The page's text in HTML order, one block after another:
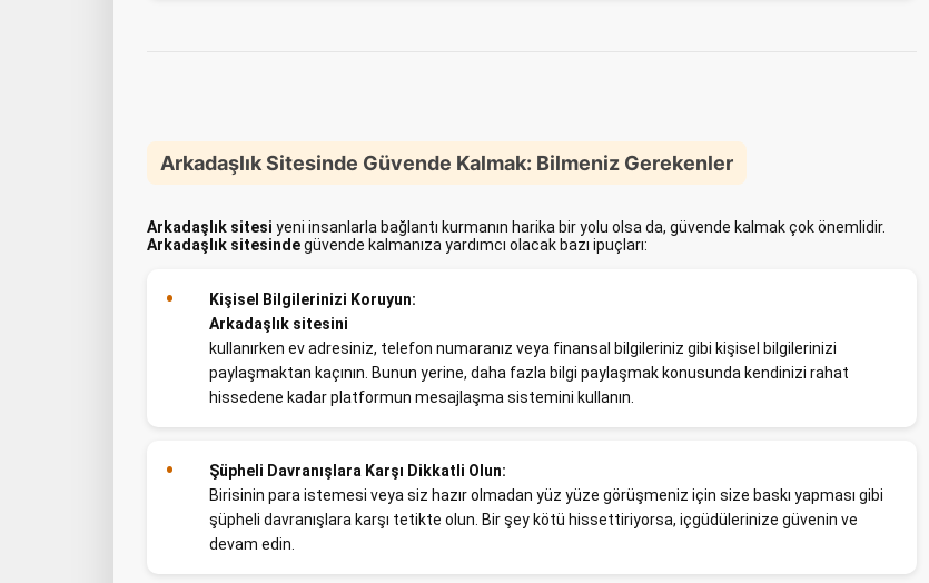
Arkadaşlık Sitesinde Güvende Kalmak: Bilmeniz Gerekenler
Arkadaşlık sitesi yeni insanlarla bağlantı kurmanın harika bir yolu olsa da, güvende kalmak çok önemlidir.
Arkadaşlık sitesindegüvende kalmanıza yardımcı olacak bazı ipuçları:
Kişisel Bilgilerinizi Koruyun:
Arkadaşlık sitesini
kullanırken ev adresiniz, telefon numaranız veya finansal bilgileriniz gibi kişisel bilgilerinizi
paylaşmaktan kaçının. Bunun yerine, daha fazla bilgi paylaşmak konusunda kendinizi rahat
hissedene kadar platformun mesajlaşma sistemini kullanın.
Şüpheli Davranışlara Karşı Dikkatli Olun:
Birisinin para istemesi veya siz hazır olmadan yüz yüze görüşmeniz için size baskı yapması gibi
şüpheli davranışlara karşı tetikte olun. Bir şey kötü hissettiriyorsa, içgüdülerinize güvenin ve
devam edin.